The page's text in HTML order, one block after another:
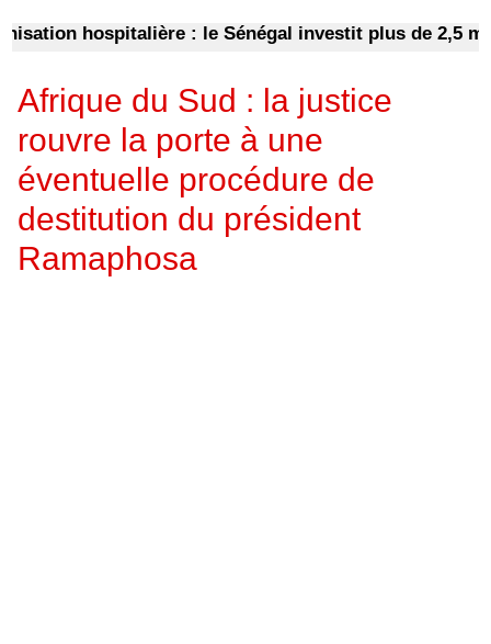
hospitalière : le Sénégal investit plus de 2,5
Afrique du Sud : la justice
rouvre la porte à une
éventuelle procédure de
destitution du président
Ramaphosa